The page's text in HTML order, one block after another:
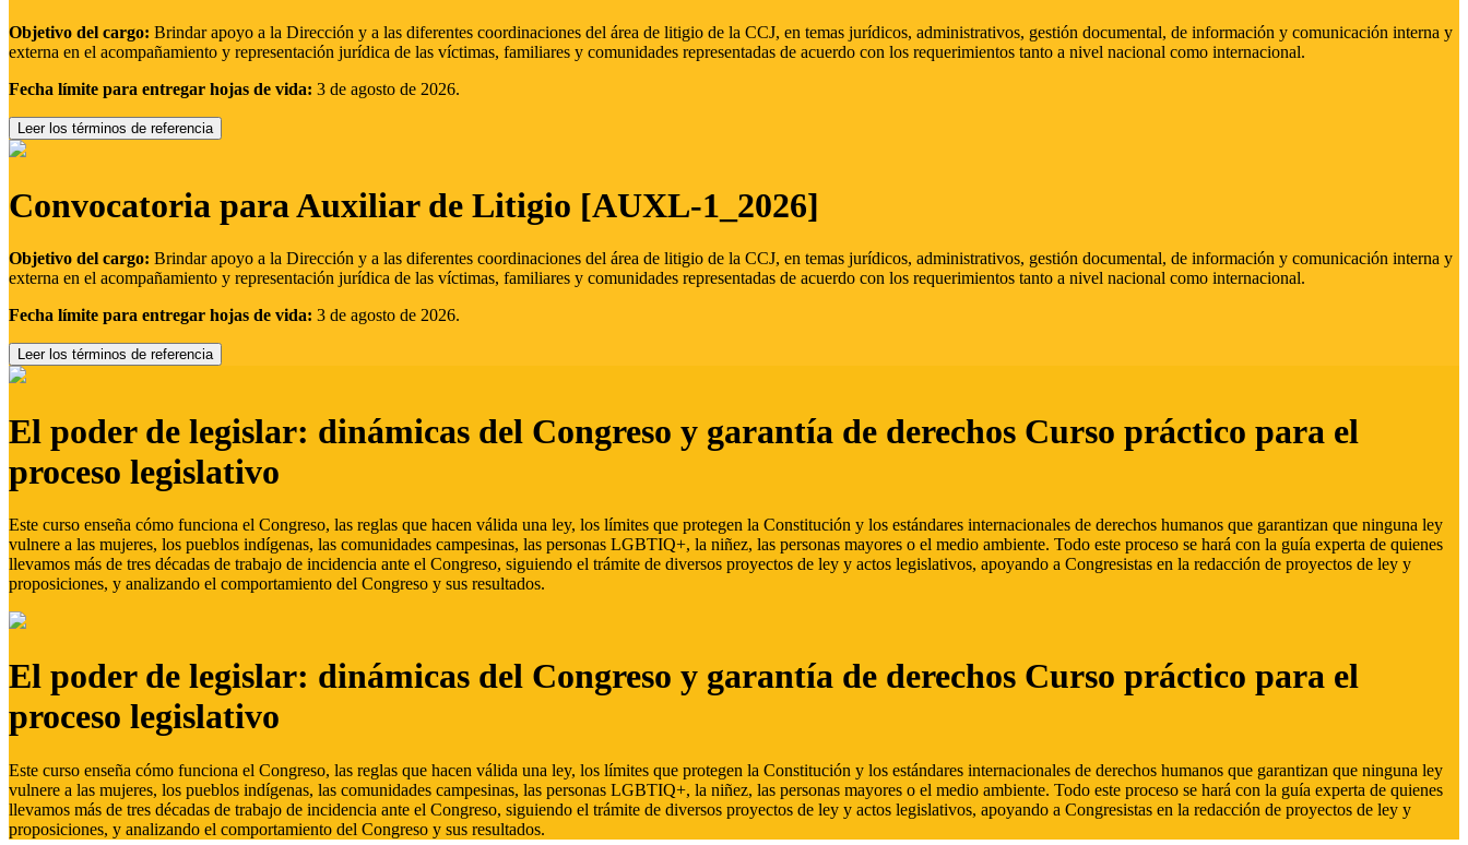
Objetivo del cargo: Brindar apoyo a la Dirección y a las diferentes coordinaciones del área de litigio de la CCJ, en temas jurídicos, administrativos, gestión documental, de información y comunicación interna y
externa en el acompañamiento y representación jurídica de las víctimas, familiares y comunidades representadas de acuerdo con los requerimientos tanto a nivel nacional como internacional.
Fecha límite para entregar hojas de vida: 3 de agosto de 2026.
Leer los términos de referencia
Convocatoria para Auxiliar de Litigio [AUXL-1_2026]
Objetivo del cargo: Brindar apoyo a la Dirección y a las diferentes coordinaciones del área de litigio de la CCJ, en temas jurídicos, administrativos, gestión documental, de información y comunicación interna y
externa en el acompañamiento y representación jurídica de las víctimas, familiares y comunidades representadas de acuerdo con los requerimientos tanto a nivel nacional como internacional.
Fecha límite para entregar hojas de vida: 3 de agosto de 2026.
Leer los términos de referencia
El poder de legislar: dinámicas del Congreso y garantía de derechos Curso práctico para el
proceso legislativo
Este curso enseña cómo funciona el Congreso, las reglas que hacen válida una ley, los límites que protegen la Constitución y los estándares internacionales de derechos humanos que garantizan que ninguna ley
vulnere a las mujeres, los pueblos indígenas, las comunidades campesinas, las personas LGBTIQ+, la niñez, las personas mayores o el medio ambiente. Todo este proceso se hará con la guía experta de quienes
llevamos más de tres décadas de trabajo de incidencia ante el Congreso, siguiendo el trámite de diversos proyectos de ley y actos legislativos, apoyando a Congresistas en la redacción de proyectos de ley y
proposiciones, y analizando el comportamiento del Congreso y sus resultados.
El poder de legislar: dinámicas del Congreso y garantía de derechos Curso práctico para el
proceso legislativo
Este curso enseña cómo funciona el Congreso, las reglas que hacen válida una ley, los límites que protegen la Constitución y los estándares internacionales de derechos humanos que garantizan que ninguna ley
vulnere a las mujeres, los pueblos indígenas, las comunidades campesinas, las personas LGBTIQ+, la niñez, las personas mayores o el medio ambiente. Todo este proceso se hará con la guía experta de quienes
llevamos más de tres décadas de trabajo de incidencia ante el Congreso, siguiendo el trámite de diversos proyectos de ley y actos legislativos, apoyando a Congresistas en la redacción de proyectos de ley y
proposiciones, y analizando el comportamiento del Congreso y sus resultados.